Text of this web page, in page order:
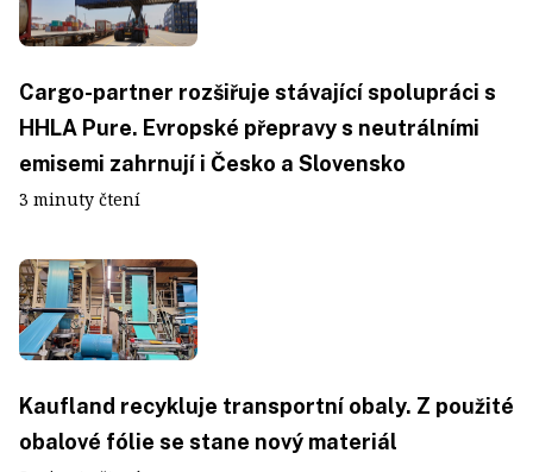
Cargo-partner rozšiřuje stávající spolupráci s
HHLA Pure. Evropské přepravy s neutrálními
emisemi zahrnují i Česko a Slovensko
3 minuty čtení
Kaufland recykluje transportní obaly. Z použité
obalové fólie se stane nový materiál